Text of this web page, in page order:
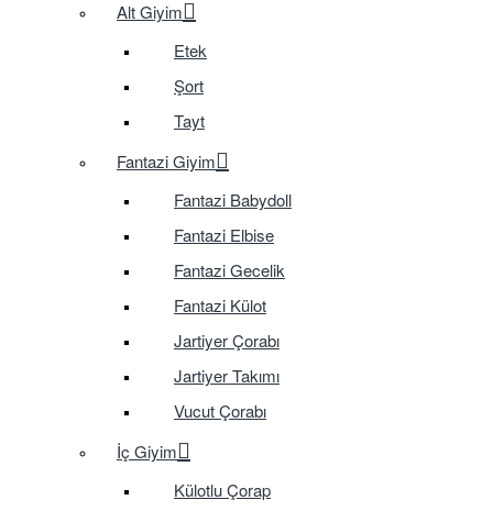
Alt Giyim
Etek
Şort
Tayt
Fantazi Giyim
Fantazi Babydoll
Fantazi Elbise
Fantazi Gecelik
Fantazi Külot
Jartiyer Çorabı
Jartiyer Takımı
Vucut Çorabı
İç Giyim
Külotlu Çorap